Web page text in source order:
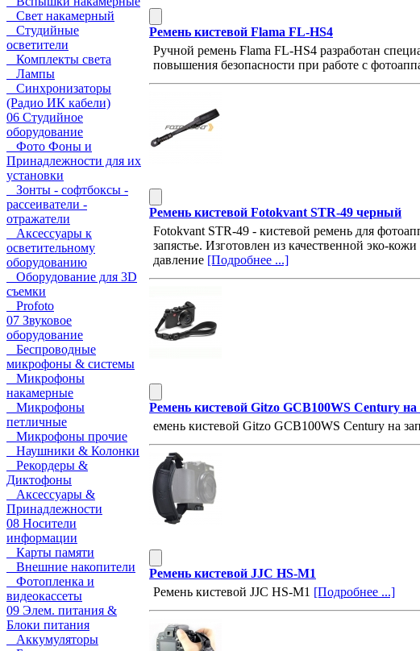
Свет накамерный
Студийные
осветители
Комплекты света
Лампы
Синхронизаторы
(Радио ИК кабели)
06 Студийное
оборудование
Фото Фоны и
Принадлежности для их
установки
Зонты - софтбоксы -
рассеиватели -
отражатели
Аксессуары к
осветительному
оборудованию
Оборудование для 3D
съемки
Profoto
07 Звуковое
оборудование
Беспроводные
микрофоны & системы
Микрофоны
накамерные
Микрофоны
петличные
Микрофоны прочие
Наушники & Колонки
Рекордеры &
Диктофоны
Аксессуары &
Принадлежности
08 Носители
информации
Карты памяти
Внешние накопители
Фотопленка и
видеокассеты
09 Элем. питания &
Блоки питания
Аккумуляторы
Ремень кистевой Flama FL-HS4
Ручной ремень Flama FL-HS4 разработан
повышения безопасности при работе с
Ремень кистевой Fotokvant STR-49 черный
Fotokvant STR-49 - кистевой ремень для
запястье. Изготовлен из качественной эко-
давление [Подробнее ...]
Ремень кистевой Gitzo GCB100WS Century на
емень кистевой Gitzo GCB100WS Century на
Ремень кистевой JJC HS-M1
Ремень кистевой JJC HS-M1 [Подробнее ...]